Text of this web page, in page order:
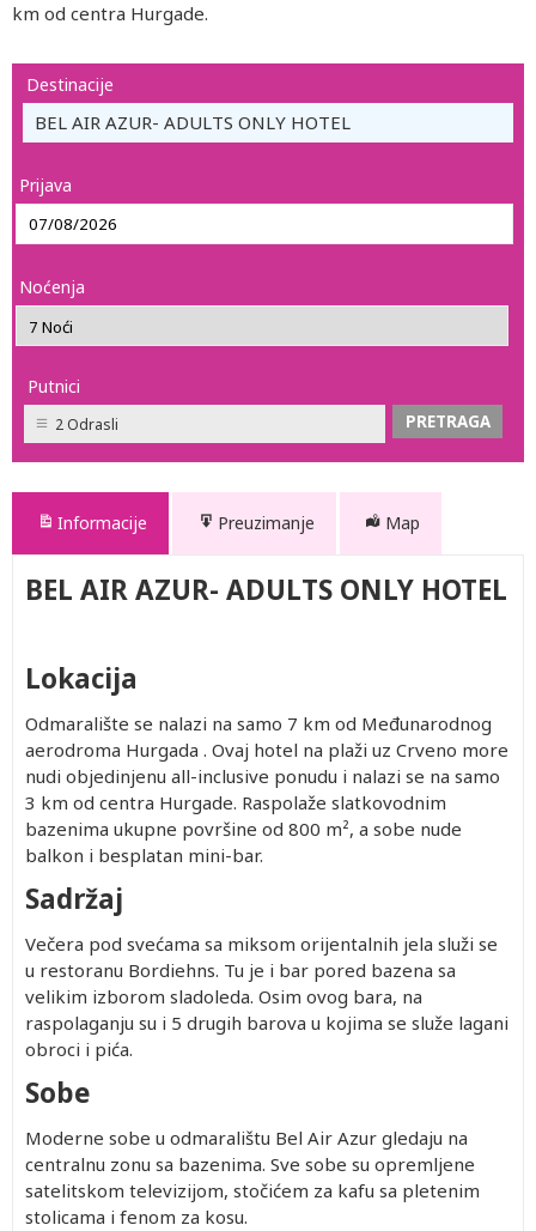
km od centra Hurgade.
Destinacije
BEL AIR AZUR- ADULTS ONLY HOTEL
Prijava
Noćenja
Putnici
2 Odrasli
Informacije Preuzimanje Map
BEL AIR AZUR- ADULTS ONLY HOTEL
Lokacija
Odmaralište se nalazi na samo 7 km od Međunarodnog
aerodroma Hurgada . Ovaj hotel na plaži uz Crveno more
nudi objedinjenu all-inclusive ponudu i nalazi se na samo
3 km od centra Hurgade. Raspolaže slatkovodnim
bazenima ukupne površine od 800 m², a sobe nude
balkon i besplatan mini-bar.
Sadržaj
Večera pod svećama sa miksom orijentalnih jela služi se
u restoranu Bordiehns. Tu je i bar pored bazena sa
velikim izborom sladoleda. Osim ovog bara, na
raspolaganju su i 5 drugih barova u kojima se služe lagani
obroci i pića.
Sobe
Moderne sobe u odmaralištu Bel Air Azur gledaju na
centralnu zonu sa bazenima. Sve sobe su opremljene
satelitskom televizijom, stočićem za kafu sa pletenim
stolicama i fenom za kosu.